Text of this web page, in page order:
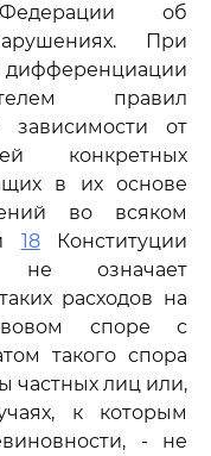
об
При
дифференциации
правил
зависимости от
конкретных
в их основе
во всяком
18Конституции
не означает
расходов на
споре с
такого спора
частных лиц или,
к которым
- не